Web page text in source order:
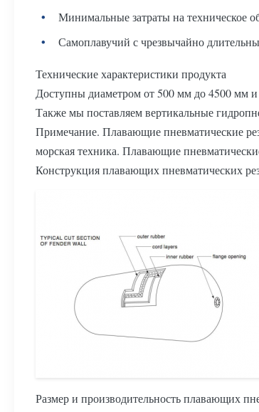
Минимальные затраты на техническое
Самоплавучий с чрезвычайно
Технические характеристики продукта
Доступны диаметром от 500 мм до 4500 мм
Также мы поставляем вертикальные
Примечание. Плавающие пневматические
морская техника. Плавающие
Конструкция плавающих пневматических
Размер и производительность плавающих